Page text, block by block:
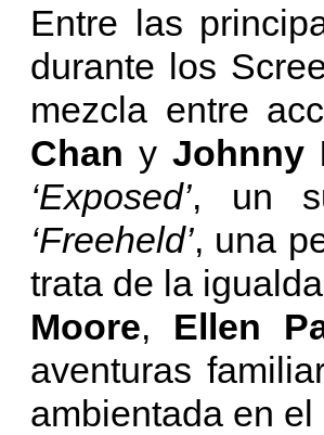
Entre las
durante los
mezcla entre
Chan y Johnny
‘Exposed’, un
‘Freeheld’, una
trata de la
Moore, Ellen
aventuras
ambientada en